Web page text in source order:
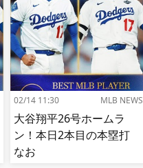
02/14 11:30 MLB NEWS
大谷翔平26号ホームラ
ン！本日2本目の本塁打
なお